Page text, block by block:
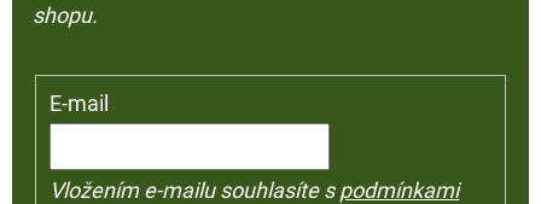
shopu.
E-mail
Vložením e-mailu souhlasíte spodmínkami